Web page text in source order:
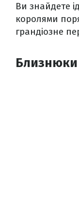
Ви знайдете
королями
грандіозне
Близнюки